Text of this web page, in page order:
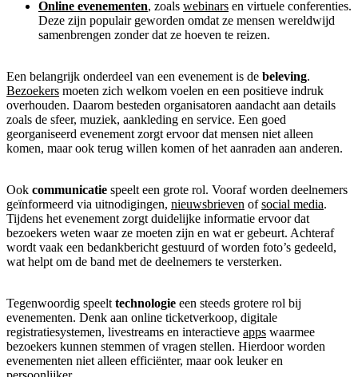
Online evenementen, zoals webinars en virtuele conferenties.
Deze zijn populair geworden omdat ze mensen wereldwijd
samenbrengen zonder dat ze hoeven te reizen.
Een belangrijk onderdeel van een evenement is de beleving.
Bezoekers moeten zich welkom voelen en een positieve indruk
overhouden. Daarom besteden organisatoren aandacht aan details
zoals de sfeer, muziek, aankleding en service. Een goed
georganiseerd evenement zorgt ervoor dat mensen niet alleen
komen, maar ook terug willen komen of het aanraden aan anderen.
Ook communicatie speelt een grote rol. Vooraf worden deelnemers
geïnformeerd via uitnodigingen, nieuwsbrieven ofsocial media.
Tijdens het evenement zorgt duidelijke informatie ervoor dat
bezoekers weten waar ze moeten zijn en wat er gebeurt. Achteraf
wordt vaak een bedankbericht gestuurd of worden foto’s gedeeld,
wat helpt om de band met de deelnemers te versterken.
Tegenwoordig speelt technologie een steeds grotere rol bij
evenementen. Denk aan online ticketverkoop, digitale
registratiesystemen, livestreams en interactieve apps waarmee
bezoekers kunnen stemmen of vragen stellen. Hierdoor worden
evenementen niet alleen efficiënter, maar ook leuker en